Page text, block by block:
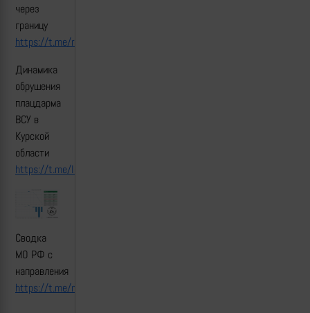
через
границу
https://t.me/rustroyka1945/20529
Динамика
обрушения
плацдарма
ВСУ в
Курской
области
https://t.me/lost_armour/4714
Сводка
МО РФ с
направления
https://t.me/mod_russia/49939